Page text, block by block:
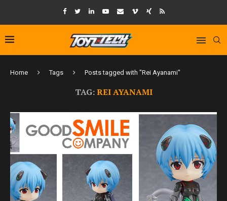
Home Tags Posts tagged with "Rei Ayanami"
TAG:REI AYANAMI